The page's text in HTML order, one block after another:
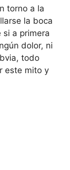
torno a la
la boca
si a primera
dolor, ni
todo
este mito y